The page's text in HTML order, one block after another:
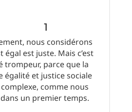
nous considérons
égal est juste. Mais c’est
trompeur, parce que la
égalité et justice sociale
comme nous
un premier temps.